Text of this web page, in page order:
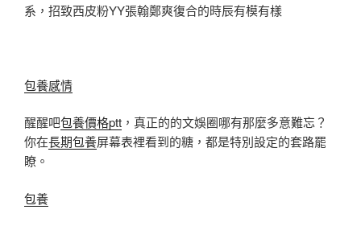
系，招致西皮粉YY張翰鄭爽復合的時辰有模有樣
包養感情
醒醒吧包養價格ptt ，真正的的文娛圈哪有那麼多意難忘？
你在長期包養屏幕表裡看到的糖，都是特別設定的套路罷
瞭。
包養